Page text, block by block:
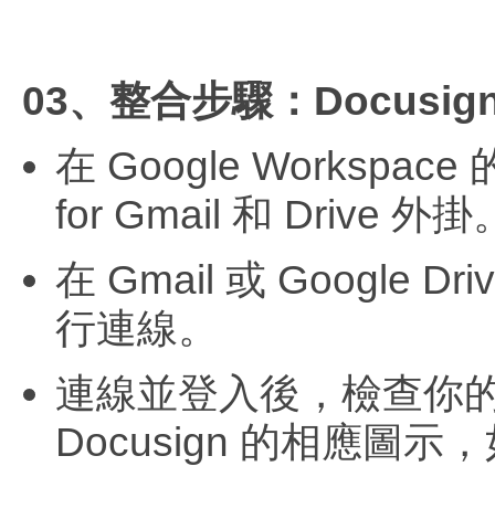
03、整合步驟：
在 Google Workspace
for Gmail 和 Drive 外掛
在 Gmail 或 Google
行連線。
連線並登入後，檢查你
Docusign 的相應圖示